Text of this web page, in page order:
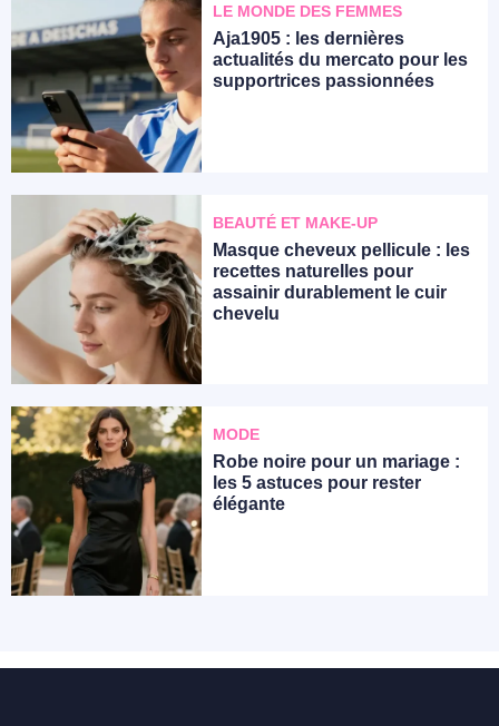
LE MONDE DES FEMMES
Aja1905 : les dernières
actualités du mercato pour les
supportrices passionnées
BEAUTÉ ET MAKE-UP
Masque cheveux pellicule : les
recettes naturelles pour
assainir durablement le cuir
chevelu
MODE
Robe noire pour un mariage :
les 5 astuces pour rester
élégante